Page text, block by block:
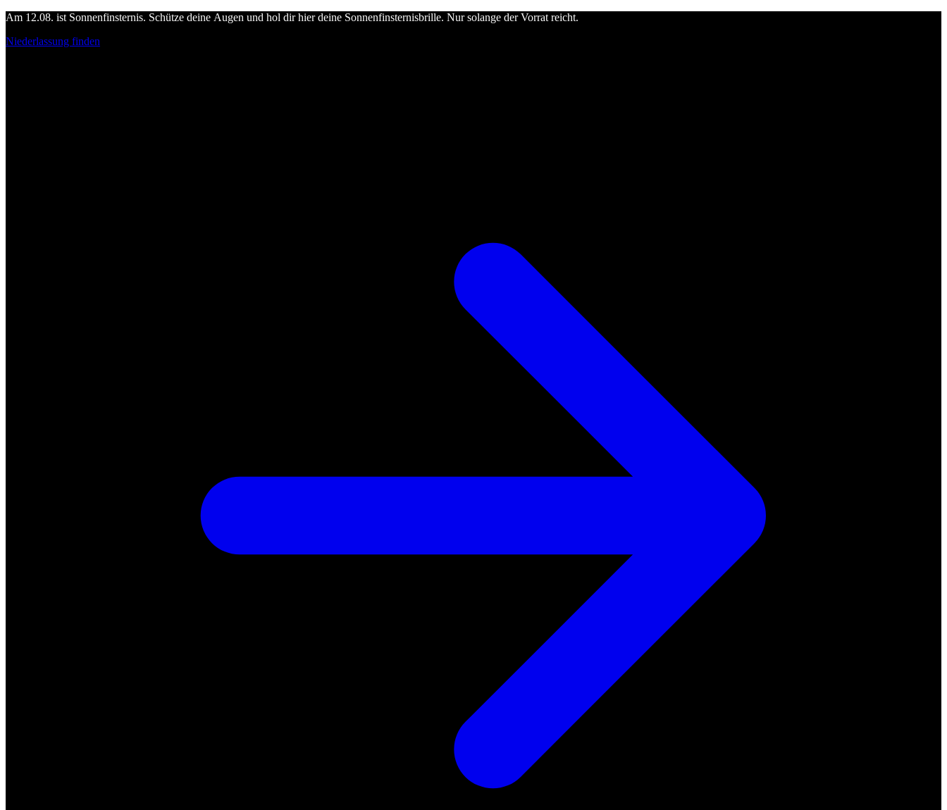
Am 12.08. ist Sonnenfinsternis. Schütze deine Augen und hol dir hier deine Sonnenfinsternisbrille. Nur solange der Vorrat reicht.
Niederlassung finden